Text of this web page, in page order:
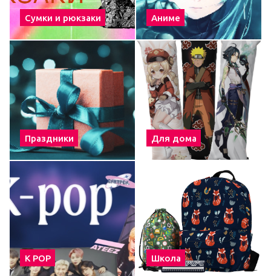
Сумки и рюкзаки Аниме
Праздники Для дома
К POP Школа